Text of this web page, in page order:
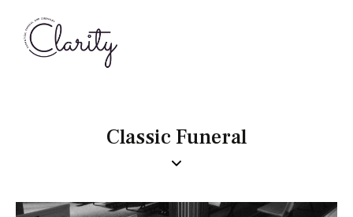
Classic Funeral